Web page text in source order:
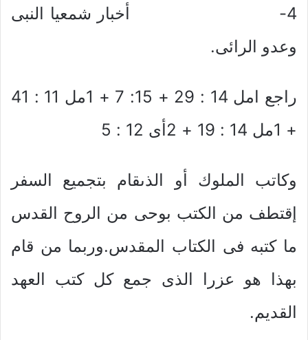
4- أخبار شمعيا النبى
وعدو الرائى.
راجع امل 14 : 29 + 15: 7 + 1مل 11 : 41
+ 1مل 14 : 19 + 2أى 12 : 5
وكاتب الملوك أو الذىقام بتجميع السفر
إقتطف من الكتب بوحى من الروح القدس
ما كتبه فى الكتاب المقدس.وربما من قام
بهذا هو عزرا الذى جمع كل كتب العهد
القديم.